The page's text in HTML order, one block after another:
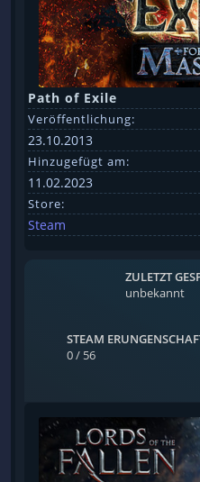
Path of Exile
Veröffentlichung:
23.10.2013
Hinzugefügt am:
11.02.2023
Store:
Steam
ZULETZT
unbekannt
STEAM
0 / 56